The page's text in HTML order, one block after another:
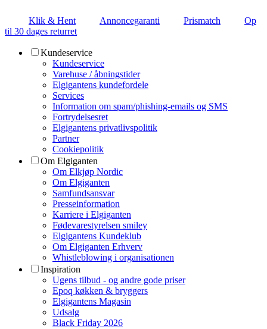
Klik & Hent Annoncegaranti Prismatch
Op
til 30 dages returret
Kundeservice
Kundeservice
Varehuse / åbningstider
Elgigantens kundefordele
Services
Information om spam/phishing-emails og SMS
Fortrydelsesret
Elgigantens privatlivspolitik
Partner
Cookiepolitik
Om Elgiganten
Om Elkjøp Nordic
Om Elgiganten
Samfundsansvar
Presseinformation
Karriere i Elgiganten
Fødevarestyrelsen smiley
Elgigantens Kundeklub
Om Elgiganten Erhverv
Whistleblowing i organisationen
Inspiration
Ugens tilbud - og andre gode priser
Epoq køkken & bryggers
Elgigantens Magasin
Udsalg
Black Friday 2026